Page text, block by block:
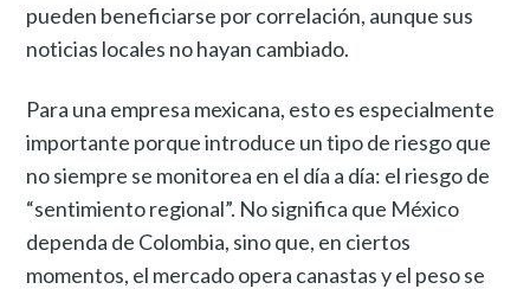
pueden beneficiarse por correlación, aunque sus
noticias locales no hayan cambiado.
Para una empresa mexicana, esto es especialmente
importante porque introduce un tipo de riesgo que
no siempre se monitorea en el día a día: el riesgo de
“sentimiento regional”. No significa que México
dependa de Colombia, sino que, en ciertos
momentos, el mercado opera canastas y el peso se